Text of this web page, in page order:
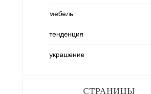
мебель
тенденция
украшение
СТРАНИЦЫ